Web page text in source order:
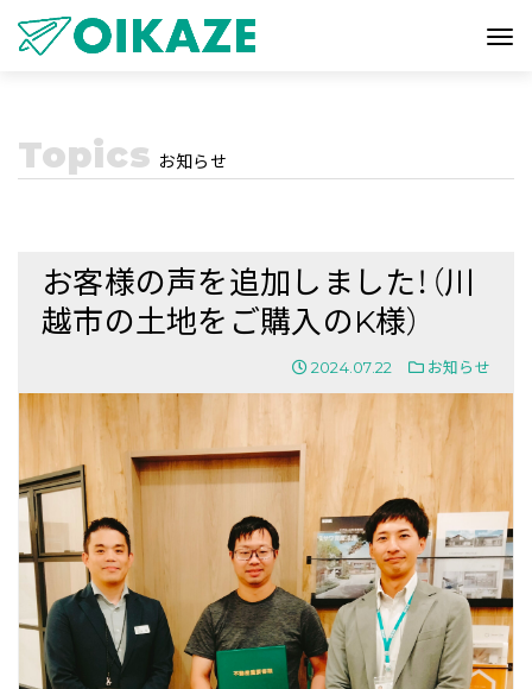
Topics お知らせ
お客様の声を追加しました！（川
越市の土地をご購入のK様）
2024.07.22 お知らせ